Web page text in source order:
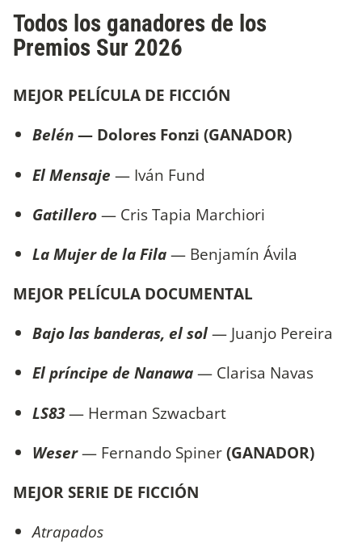
Todos los ganadores de los
Premios Sur 2026
MEJOR PELÍCULA DE FICCIÓN
Belén— Dolores Fonzi (GANADOR)
El Mensaje — Iván Fund
Gatillero— Cris Tapia Marchiori
La Mujer de la Fila— Benjamín Ávila
MEJOR PELÍCULA DOCUMENTAL
Bajo las banderas, el sol— Juanjo Pereira
El príncipe de Nanawa— Clarisa Navas
LS83— Herman Szwacbart
Weser— Fernando Spiner(GANADOR)
MEJOR SERIE DE FICCIÓN
Atrapados